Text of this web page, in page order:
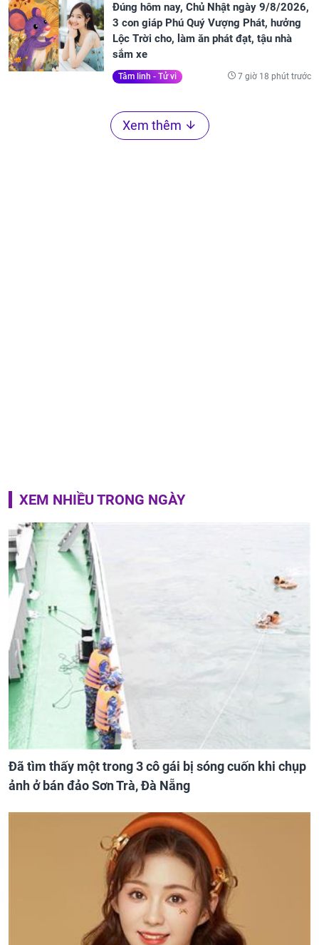
Đúng hôm nay, Chủ Nhật ngày 9/8/2026,
3 con giáp Phú Quý Vượng Phát, hưởng
Lộc Trời cho, làm ăn phát đạt, tậu nhà
sắm xe
Tâm linh - Tử vi 7 giờ 18 phút trước
Xem thêm
XEM NHIỀU TRONG NGÀY
Đã tìm thấy một trong 3 cô gái bị sóng cuốn khi chụp
ảnh ở bán đảo Sơn Trà, Đà Nẵng